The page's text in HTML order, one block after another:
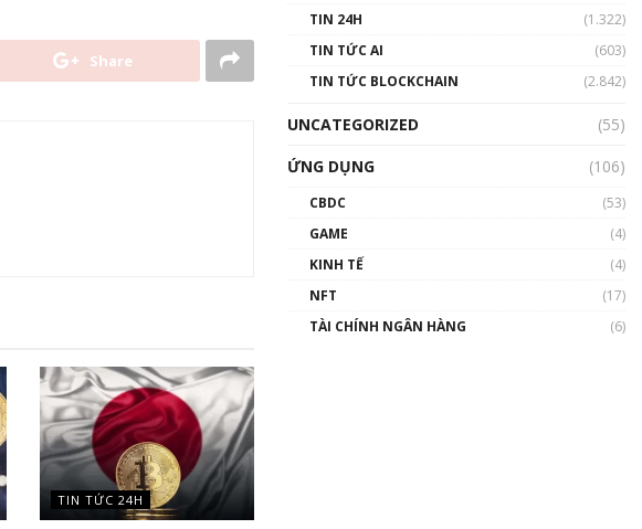
Share
TIN TỨC 24H
TIN 24H
(1.322)
TIN TỨC AI
(603)
TIN TỨC BLOCKCHAIN
(2.842)
UNCATEGORIZED
(55)
ỨNG DỤNG
(106)
CBDC
(53)
GAME
(4)
KINH TẾ
(4)
NFT
(17)
TÀI CHÍNH NGÂN HÀNG
(6)